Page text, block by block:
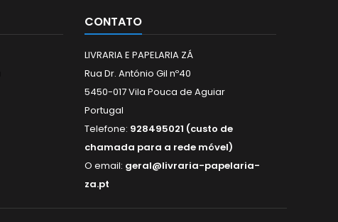
CONTATO
LIVRARIA E PAPELARIA ZÁ
Rua Dr. António Gil nº40
5450-017 Vila Pouca de Aguiar
Portugal
Telefone: 928495021 (custo de
chamada para a rede móvel)
O email: geral@livraria-papelaria-
za.pt